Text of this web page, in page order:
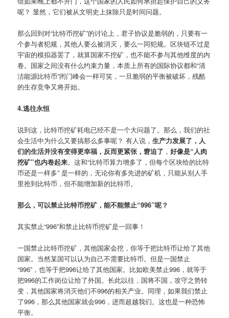
呢？ 显然，它们被从文明史上抹除只是时间问题。
那么回到对“比特币挖矿”的讨论上，君子协议是脆弱的，只要有一
个参与者犯规，其他人要么被消灭，要么一同犯规。区块链不过是
宇宙的模拟器罢了，就算国家不挖矿，也不能不参与其他维度的内
卷。国家之间没有什么约束力量，本质上所有的国际协议都和“清
洁能源比特币”闭门峰会一样可笑，一旦脆弱的平衡被破坏，残酷
的生存竞争又将开始。
4.逃往永恒
说到这，比特币挖矿耗电已经不是一个大问题了。那么，我们的社
会生活中为什么又要搞那么多事呢？ 有人说，生产力发展了，人
们的生活并没有变得更幸福，反而更紧张，窘迫了 ，好像是“人肉
挖矿”也内卷起来。这和“比特币算力增多了，但每个区块给的比特
币还是一样多” 是一样的，无论你有多先进的矿机，只能从别人手
里抢到比特币，但不能增加新的比特币。
那么，可以禁止比特币挖矿，能不能禁止“996”呢？
其实禁止“996”和禁止比特币挖矿是一回事！
一国禁止比特币挖矿，其他国家会挖，你等于把比特币让给了其他
国家。当然某国可以认为自己不需要比特币。但是一国禁止
“996”，也等于把996让给了其他国家。比如欧美禁止996，就等于
把996的工作岗位让给了外国。长此以往，国将不国，攻守之势转
变，其他国家将消灭他们不996的相关产业。同理，如果我们禁止
了996，那么其他国家就会996，进而超越我们。这也是一种恐怖
平衡。